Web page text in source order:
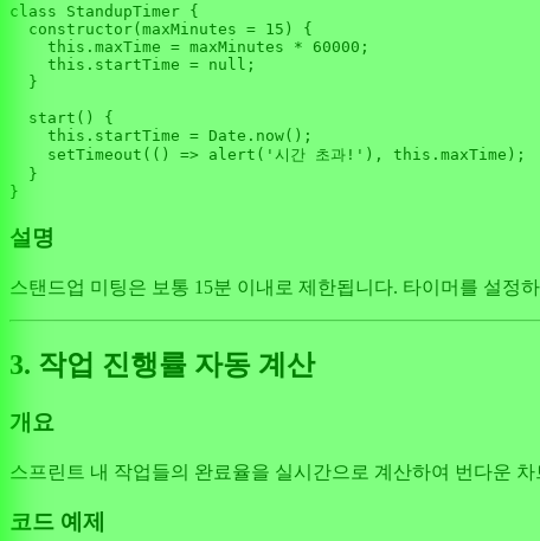
class StandupTimer {
constructor( maxMinutes = 15 ) {
this . maxTime = maxMinutes * 60000 ;
this . startTime = null ;
  }
start ( ) {
this . startTime = Date . now();
setTimeout ( () => alert ( '시간 초과!' ), this . maxTime );
  }
설명
스탠드업 미팅은 보통 15분 이내로 제한됩니다. 타이머를 설정
3. 작업 진행률 자동 계산
개요
스프린트 내 작업들의 완료율을 실시간으로 계산하여 번다운
코드 예제